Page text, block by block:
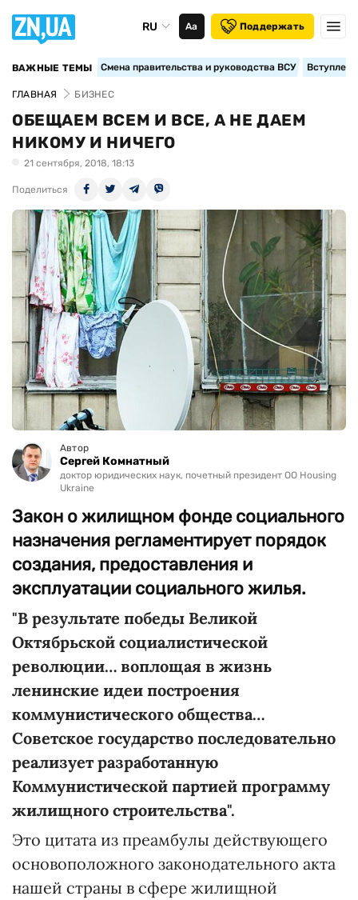
RU Аа Поддержать
ВАЖНЫЕ ТЕМЫ Смена правительства и руководства ВСУ
ГЛАВНАЯ БИЗНЕС
ОБЕЩАЕМ ВСЕМ И ВСЕ, А НЕ ДАЕМ
НИКОМУ И НИЧЕГО
21 сентября, 2018, 18:13
Поделиться
Автор
Сергей Комнатный
доктор юридических наук, почетный президент ОО Housing
Ukraine
Закон о жилищном фонде социального
назначения регламентирует порядок
создания, предоставления и
эксплуатации социального жилья.
"В результате победы Великой
Октябрьской социалистической
революции… воплощая в жизнь
ленинские идеи построения
коммунистического общества…
Советское государство последовательно
реализует разработанную
Коммунистической партией программу
жилищного строительства".
Это цитата из преамбулы действующего
основоположного законодательного акта
нашей страны в сфере жилищной